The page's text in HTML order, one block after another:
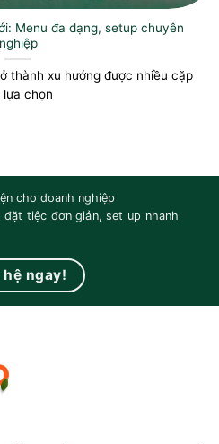
Menu đa dạng, setup chuyên
nghiệp
thành xu hướng được nhiều cặp
lựa chọn
cho doanh nghiệp
tiệc đơn giản, set up nhanh
hệ ngay!